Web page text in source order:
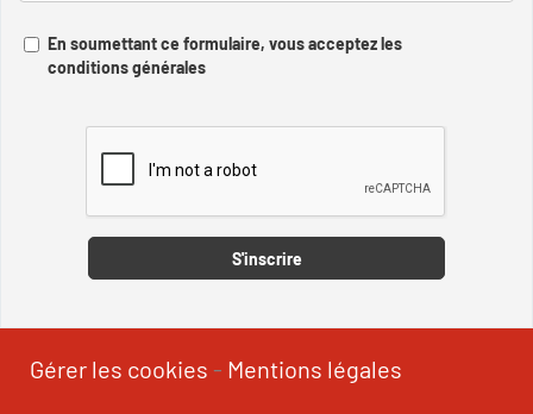
En soumettant ce formulaire, vous acceptez les
conditions générales
S'inscrire
Gérer les cookies - Mentions légales